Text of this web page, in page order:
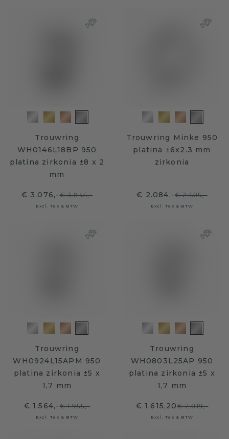
Trouwring
WH0146L18BP 950
platina zirkonia ±8 x 2
mm
€ 3.076,-€ 3.845,-
Excl. Tax & BTW
Trouwring Minke 950
platina ±6x2.3 mm
zirkonia
€ 2.084,-€ 2.605,-
Excl. Tax & BTW
Trouwring
WH0924L15APM 950
platina zirkonia ±5 x
1,7 mm
€ 1.564,-€ 1.955,-
Excl. Tax & BTW
Trouwring
WH0803L25AP 950
platina zirkonia ±5 x
1,7 mm
€ 1.615,20€ 2.019,-
Excl. Tax & BTW